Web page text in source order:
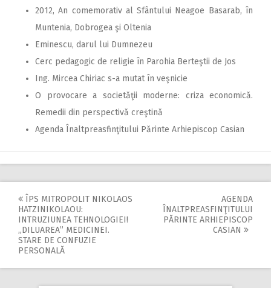
2012, An comemorativ al Sfântului Neagoe Basarab, în
Muntenia, Dobrogea şi Oltenia
Eminescu, darul lui Dumnezeu
Cerc pedagogic de religie în Parohia Berteştii de Jos
Ing. Mircea Chiriac s-a mutat în veşnicie
O provocare a societăţii moderne: criza economică.
Remedii din perspectivă creştină
Agenda Înaltpreasfinţitului Părinte Arhiepiscop Casian
Post
navigation
ÎPS MITROPOLIT NIKOLAOS
HATZINIKOLAOU:
INTRUZIUNEA TEHNOLOGIEI!
,,DILUAREA” MEDICINEI.
STARE DE CONFUZIE
PERSONALĂ
AGENDA
ÎNALTPREASFINŢITULUI
PĂRINTE ARHIEPISCOP
CASIAN